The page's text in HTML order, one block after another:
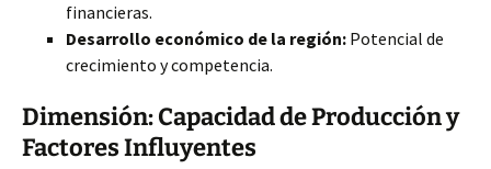
financieras.
Desarrollo económico de la región: Potencial de
crecimiento y competencia.
Dimensión: Capacidad de Producción y
Factores Influyentes